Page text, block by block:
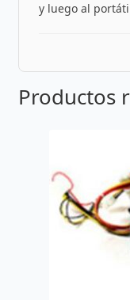
y luego al
Productos